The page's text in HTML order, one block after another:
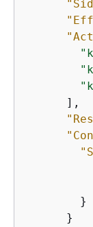
      ],
        }
      }